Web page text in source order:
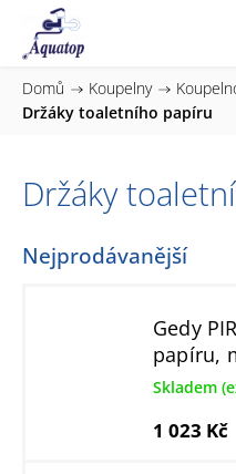
Domů / Koupelny /
Držáky toaletního papíru
Držáky
Nejprodávanější
Gedy
papíru,
Skladem
1 023 Kč